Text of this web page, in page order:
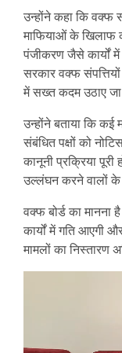
उन्होंने कहा कि वक्फ
माफियाओं के खिलाफ
पंजीकरण जैसे कार्यों में
सरकार वक्फ
में सख्त कदम उठाए
उन्होंने बताया कि कई
संबंधित पक्षों को
कानूनी प्रक्रिया
उल्लंघन करने वालों के
वक्फ बोर्ड का मानना
कार्यों में गति आएगी
मामलों का निस्तारण